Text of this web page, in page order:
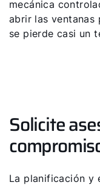
mecánica
abrir las ventanas
se pierde casi un
Solicite
La planificación y